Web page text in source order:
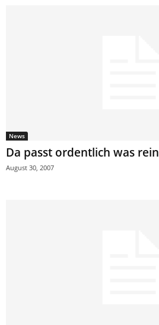
News
Da passt ordentlich was rein
August 30, 2007